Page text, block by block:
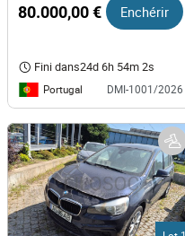
80.000,00 € Enchérir
Fini dans24d 6h 54m 1s
Portugal DMI-1001/2026